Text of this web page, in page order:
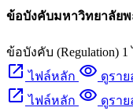
ข้อบังคับมหาวิทยาลัยพ
ข้อบังคับ (Regulation) 1
open_in_new ไฟล์หลัก visibility ดูราย
open_in_new ไฟล์หลัก visibility ดูราย